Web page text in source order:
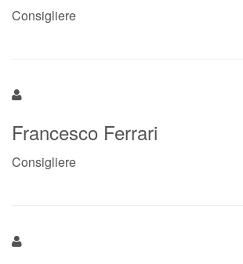
Consigliere
Francesco Ferrari
Consigliere